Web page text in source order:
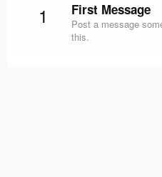
1 First Message
Post a message
this.